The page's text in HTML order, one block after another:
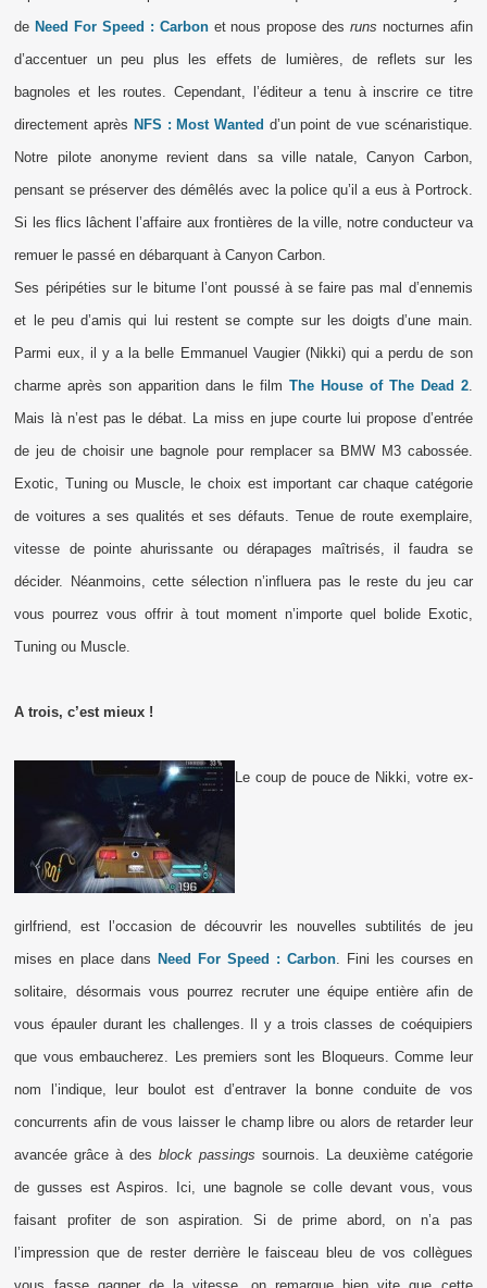
de Need For Speed : Carbonet nous propose des runs nocturnes afin
d’accentuer un peu plus les effets de lumières, de reflets sur les
bagnoles et les routes. Cependant, l’éditeur a tenu à inscrire ce titre
directement après NFS : Most Wanted d’un point de vue scénaristique.
Notre pilote anonyme revient dans sa ville natale, Canyon Carbon,
pensant se préserver des démêlés avec la police qu’il a eus à Portrock.
Si les flics lâchent l’affaire aux frontières de la ville, notre conducteur va
remuer le passé en débarquant à Canyon Carbon.
Ses péripéties sur le bitume l’ont poussé à se faire pas mal d’ennemis
et le peu d’amis qui lui restent se compte sur les doigts d’une main.
Parmi eux, il y a la belle Emmanuel Vaugier (Nikki) qui a perdu de son
charme après son apparition dans le film The House of The Dead 2.
Mais là n’est pas le débat. La miss en jupe courte lui propose d’entrée
de jeu de choisir une bagnole pour remplacer sa BMW M3 cabossée.
Exotic, Tuning ou Muscle, le choix est important car chaque catégorie
de voitures a ses qualités et ses défauts. Tenue de route exemplaire,
vitesse de pointe ahurissante ou dérapages maîtrisés, il faudra se
décider. Néanmoins, cette sélection n’influera pas le reste du jeu car
vous pourrez vous offrir à tout moment n’importe quel bolide Exotic,
Tuning ou Muscle.
A trois, c’est mieux !
Le coup de pouce de Nikki, votre ex-
girlfriend, est l’occasion de découvrir les nouvelles subtilités de jeu
mises en place dans Need For Speed : Carbon. Fini les courses en
solitaire, désormais vous pourrez recruter une équipe entière afin de
vous épauler durant les challenges. Il y a trois classes de coéquipiers
que vous embaucherez. Les premiers sont les Bloqueurs. Comme leur
nom l’indique, leur boulot est d’entraver la bonne conduite de vos
concurrents afin de vous laisser le champ libre ou alors de retarder leur
avancée grâce à desblock passings sournois. La deuxième catégorie
de gusses est Aspiros. Ici, une bagnole se colle devant vous, vous
faisant profiter de son aspiration. Si de prime abord, on n’a pas
l’impression que de rester derrière le faisceau bleu de vos collègues